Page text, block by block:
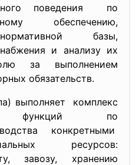
поведения по
обеспечению,
базы,
и анализу их
за выполнением
обязательств.
выполняет комплекс
функций по
конкретными
ресурсов:
завозу, хранению